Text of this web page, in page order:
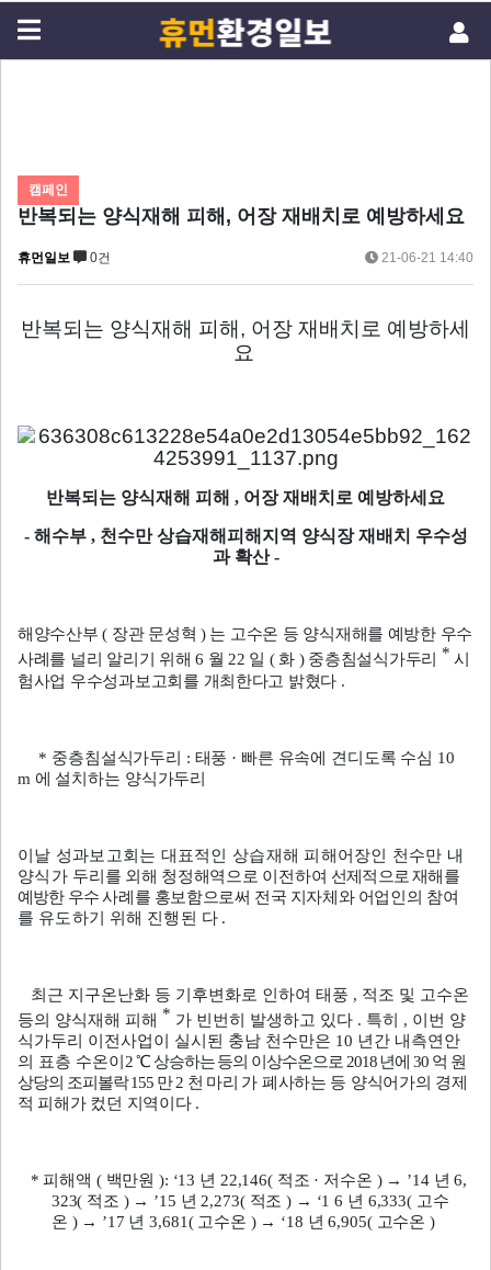
캠페인
반복되는 양식재해 피해, 어장 재배치로 예방하세요
휴먼일보 0건 21-06-21 14:40
반복되는 양식재해 피해, 어장 재배치로 예방하세
요
반복되는 양식재해 피해 , 어장 재배치로 예방하세요
- 해수부 , 천수만 상습재해피해지역 양식장 재배치 우수성
과 확산-
해양수산부( 장관 문성혁) 는 고수온 등 양식재해를 예방한 우수
사례를 널리 알리기 위해6 월22 일 (화 ) 중층침설식가두리 * 시
험사업 우수성과보고회를 개최한다고 밝혔다 .
* 중층침설식가두리 : 태풍 · 빠른 유속에 견디도록 수심 10
m 에 설치하는 양식가두리
이날 성과보고회는 대표적인 상습재해 피해어장인 천수만 내
양식가 두리를 외해 청정해역으로 이전하여 선제적으로 재해를
예방한 우수사례를 홍보함으로써 전국 지자체와 어업인의 참여
를 유도하기 위해 진행된 다 .
최근 지구온난화 등 기후변화로 인하여 태풍 , 적조 및 고수온
등의 양식재해 피해 * 가 빈번히 발생하고 있다 . 특히 , 이번 양
식가두리 이전사업이 실시된 충남 천수만은 10 년간 내측연안
의 표층 수온이 2℃상승하는 등의 이상수온으로 2018년에30 억 원
상당의 조피볼락155 만2 천 마리 가 폐사하는 등 양식어가의 경제
적 피해가 컸던 지역이다 .
* 피해액 ( 백만원): ‘13 년 22,146( 적조 · 저수온 ) → ’14 년6,
323( 적조 ) → ’15 년 2,273( 적조) → ‘16 년 6,333( 고수
온 ) → ’17 년3,681( 고수온 ) → ‘18 년6,905( 고수온 )